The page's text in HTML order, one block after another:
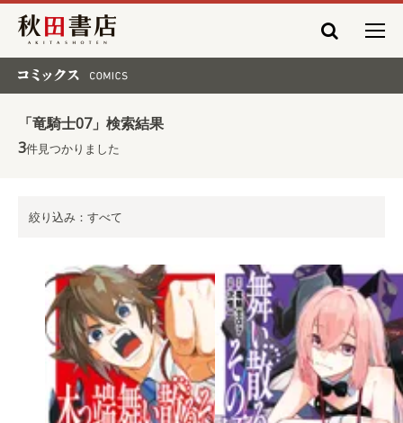
秋田書店
「竜騎士07」検索結果
3件見つかりました
絞り込み：すべて